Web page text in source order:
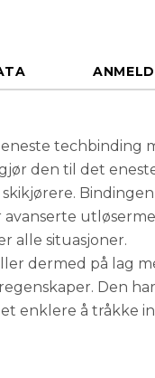
techbinding
den til det
Bindingen
avanserte
alle situasjoner.
dermed på lag
Den
enklere å tråkke